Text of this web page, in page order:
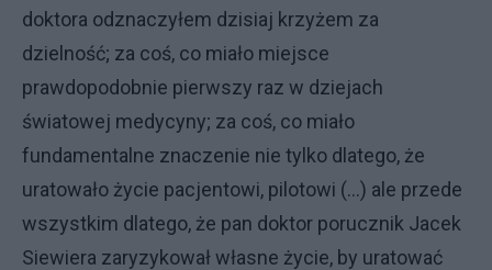
doktora odznaczyłem dzisiaj krzyżem za
dzielność; za coś, co miało miejsce
prawdopodobnie pierwszy raz w dziejach
światowej medycyny; za coś, co miało
fundamentalne znaczenie nie tylko dlatego, że
uratowało życie pacjentowi, pilotowi (…) ale przede
wszystkim dlatego, że pan doktor porucznik Jacek
Siewiera zaryzykował własne życie, by uratować